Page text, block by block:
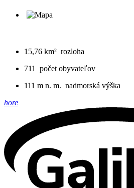
15,76 km² rozloha
711
počet obyvateľov
111 m n. m. nadmorská výška
hore